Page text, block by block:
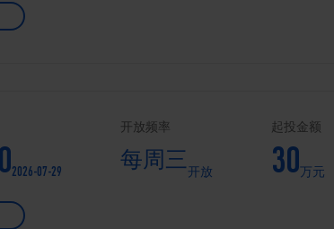
2026-07-29
开放频率
每周三开放
起投金额
30万元